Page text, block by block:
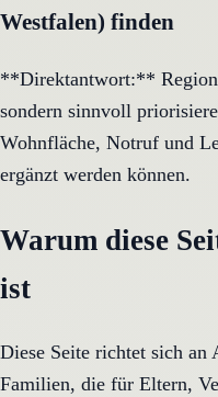
Westfalen) finden
**Direktantwort:**
sondern sinnvoll
Wohnfläche, Notruf und
ergänzt werden können.
Warum diese
ist
Diese Seite richtet sich
Familien, die für Eltern,